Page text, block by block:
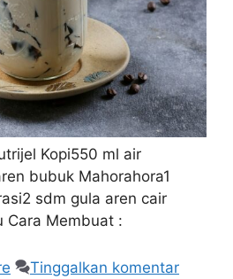
Kopi550 ml air
bubuk Mahorahora1
sdm gula aren cair
Cara Membuat :
Tinggalkan komentar